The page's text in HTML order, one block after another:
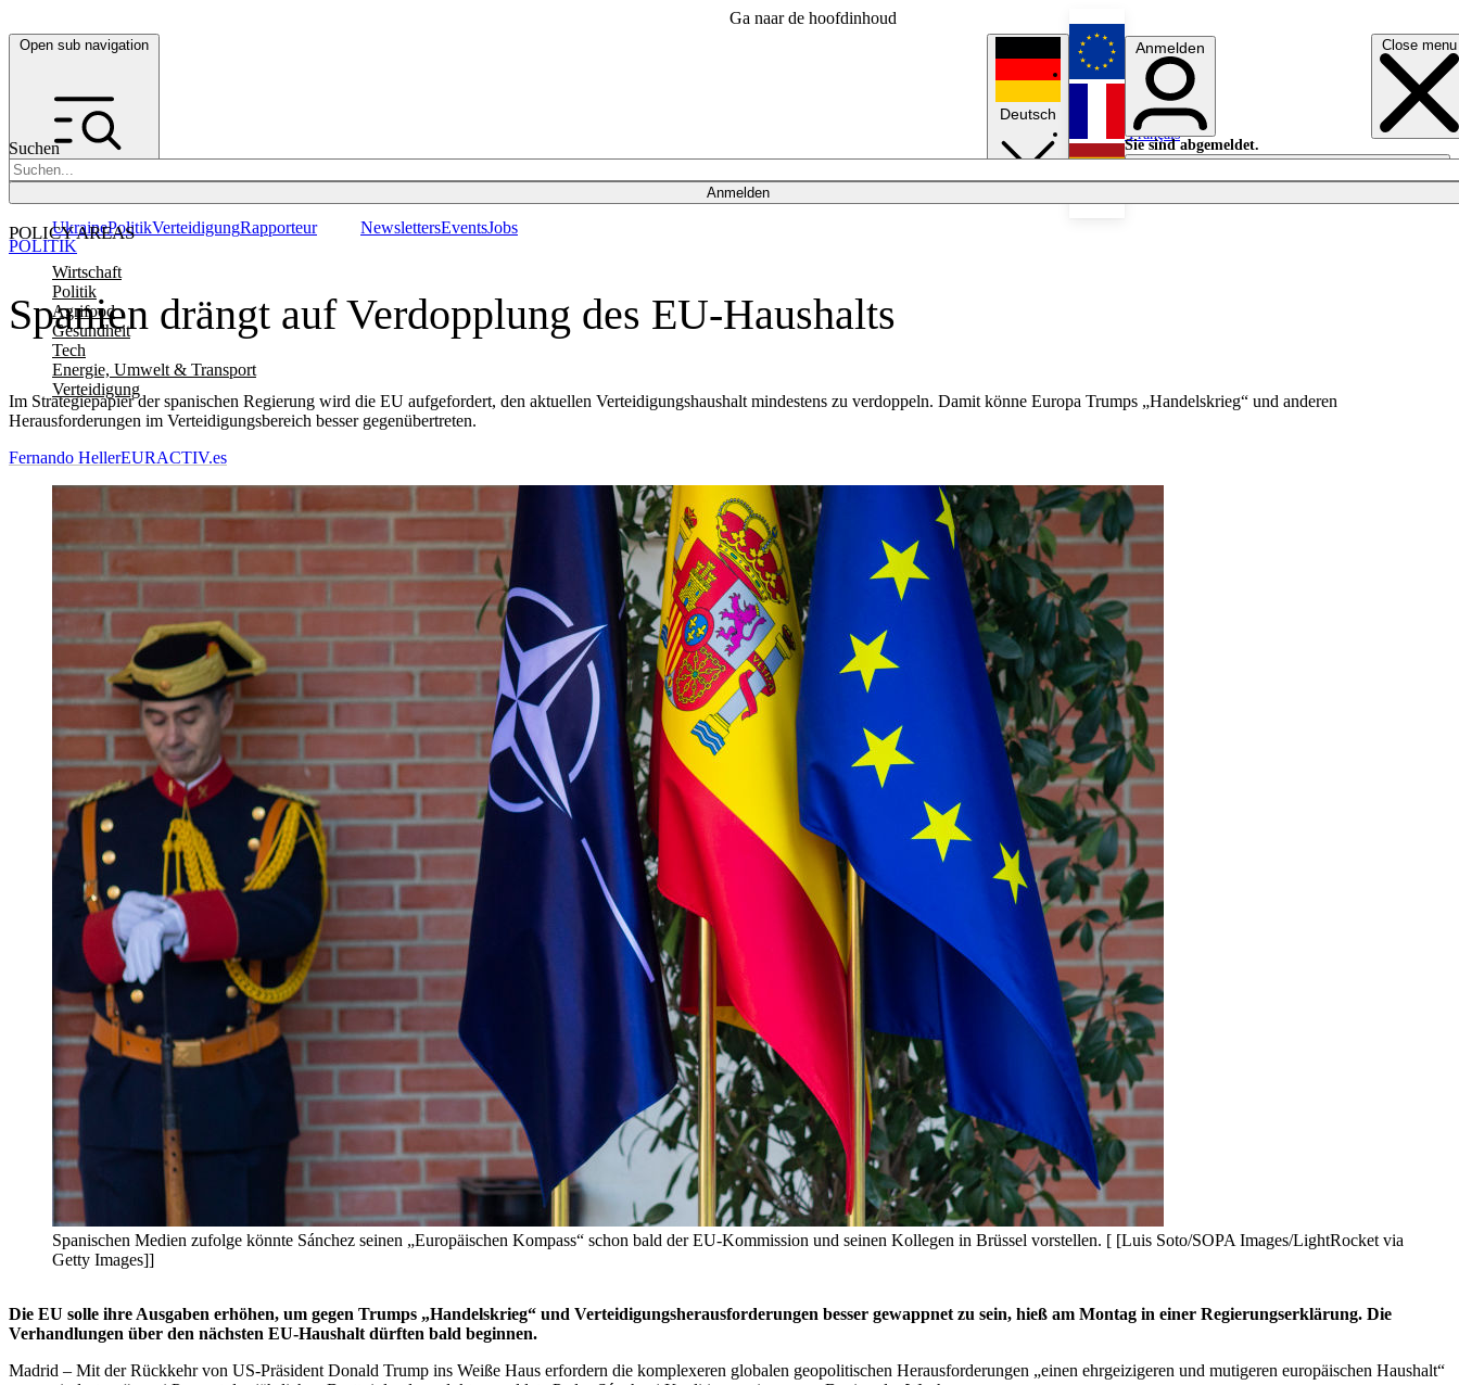
Ga naar de hoofdinhoud
Open sub navigation Close menu
Suchen
Anmelden
POLICY AREAS
Wirtschaft
Politik
Agrifood
Gesundheit
Tech
Energie, Umwelt & Transport
Verteidigung
UkrainePolitikVerteidigungRapporteur NewslettersEventsJobs
Deutsch
English
Français
Anmelden
Sie sind abgemeldet.
Anmelden
Licht aus
Spanien drängt auf Verdopplung des EU-Haushalts
Im Strategiepapier der spanischen Regierung wird die EU aufgefordert, den aktuellen Verteidigungshaushalt mindestens zu verdoppeln. Damit könne Europa Trumps „Handelskrieg“ und anderen
Herausforderungen im Verteidigungsbereich besser gegenübertreten.
POLITIK
Fernando HellerEURACTIV.es
Spanischen Medien zufolge könnte Sánchez seinen „Europäischen Kompass“ schon bald der EU-Kommission und seinen Kollegen in Brüssel vorstellen. [ [Luis Soto/SOPA Images/LightRocket via
Getty Images]]
Die EU solle ihre Ausgaben erhöhen, um gegen Trumps „Handelskrieg“ und Verteidigungsherausforderungen besser gewappnet zu sein, hieß am Montag in einer Regierungserklärung. Die
Verhandlungen über den nächsten EU-Haushalt dürften bald beginnen.
Madrid – Mit der Rückkehr von US-Präsident Donald Trump ins Weiße Haus erfordern die komplexeren globalen geopolitischen Herausforderungen „einen ehrgeizigeren und mutigeren europäischen Haushalt“